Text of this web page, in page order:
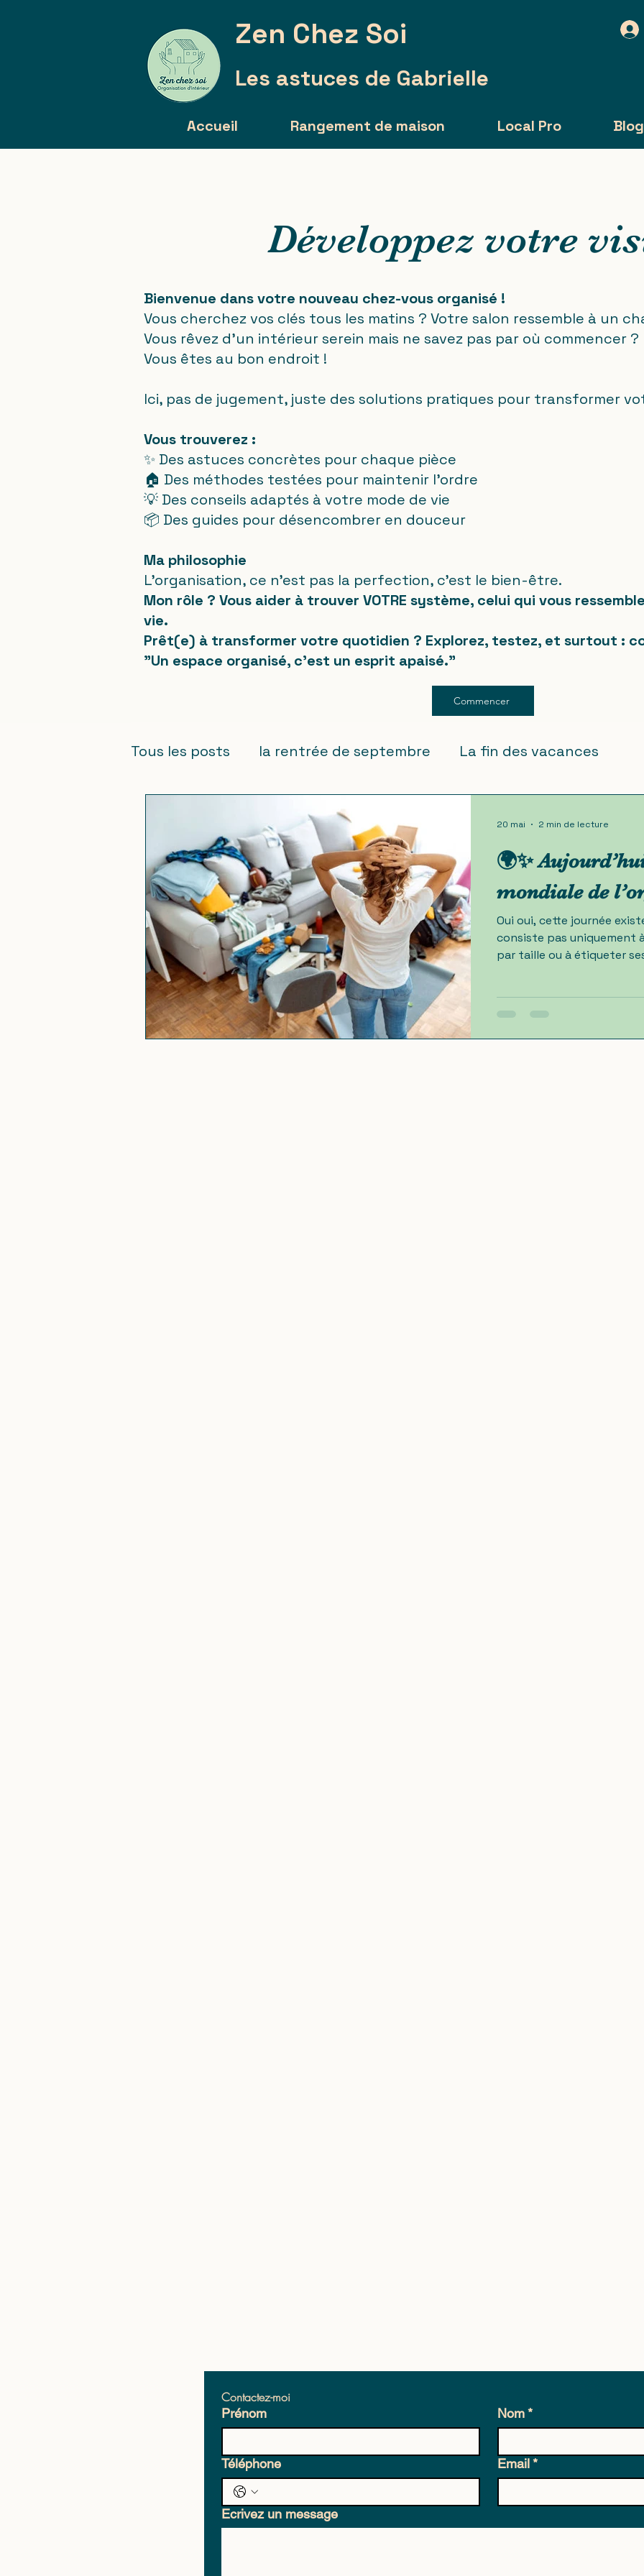
Zen Chez Soi
Les astuces de Gabrielle
Accueil Rangement de maison Local Pro Blog
Développez votre
Bienvenue dans votre nouveau chez-vous organisé !
Vous cherchez vos clés tous les matins ? Votre salon ressemble à un
Vous rêvez d'un intérieur serein mais ne savez pas par où commencer ?
Vous êtes au bon endroit !
Ici, pas de jugement, juste des solutions pratiques pour transformer
Vous trouverez :
✨ Des astuces concrètes pour chaque pièce
🏠 Des méthodes testées pour maintenir l'ordre
💡 Des conseils adaptés à votre mode de vie
📦 Des guides pour désencombrer en douceur
Ma philosophie
L'organisation, ce n'est pas la perfection, c'est le bien-être.
Mon rôle ? Vous aider à trouver VOTRE système, celui qui vous
vie.
Prêt(e) à transformer votre quotidien ? Explorez, testez, et surtout :
"Un espace organisé, c'est un esprit apaisé."
Commencer
Tous les posts la rentrée de septembre La fin des vacances
🌍✨
mondiale de
Oui oui, cette journée
consiste pas uniquement
par taille ou à étiqueter
Parce qu’au fond,
20 mai 2 min de lecture
Contactez-moi
Prénom Nom*
Téléphone Email*
Ecrivez un message